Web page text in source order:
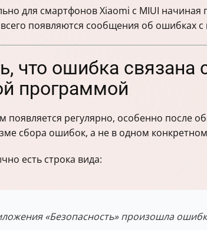
для смартфонов Xiaomi с MIUI
появляются сообщения об ошибках
что ошибка
программой
появляется регулярно, особенно после
сбора ошибок, а не в одном
есть строка вида:
«Безопасность» произошла